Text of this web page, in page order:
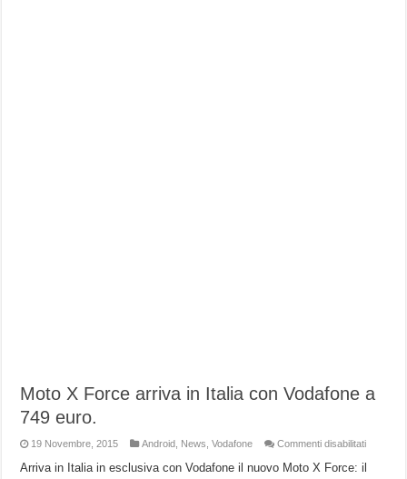
Moto X Force arriva in Italia con Vodafone a
749 euro.
19 Novembre, 2015 Android, News,Vodafone Commenti disabilitatisu
X
Arriva in Italia in esclusiva con Vodafone il nuovo Moto X Force: il